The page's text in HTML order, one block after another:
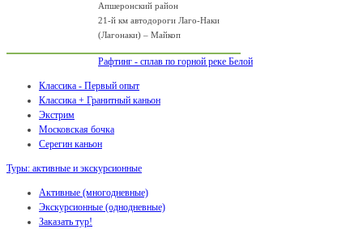
Апшеронский район
21-й км автодороги Лаго-Наки
(Лагонаки) – Майкоп
Рафтинг - сплав по горной реке Белой
Классика - Первый опыт
Классика + Гранитный каньон
Экстрим
Московская бочка
Серегин каньон
Туры: активные и экскурсионные
Активные (многодневные)
Экскурсионные (однодневные)
Заказать тур!